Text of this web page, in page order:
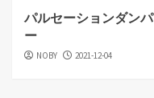
パルセーションダンパ
ー
NOBY 2021-12-04